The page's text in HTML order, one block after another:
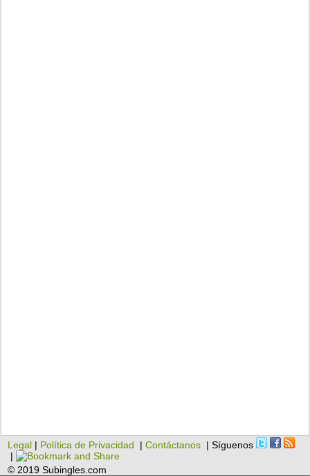
Legal | Política de Privacidad |Contáctanos | Síguenos
|
© 2019 Subingles.com